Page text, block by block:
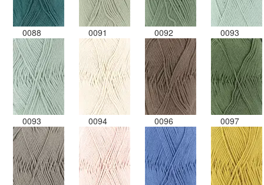
0088 0091 0092 0093
0093 0094 0096 0097